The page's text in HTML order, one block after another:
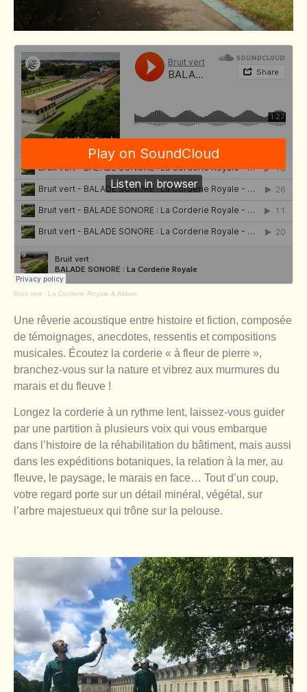
Bruit vert · La Corderie Royale & Akken
Une rêverie acoustique entre histoire et fiction, composée
de témoignages, anecdotes, ressentis et compositions
musicales. Écoutez la corderie « à fleur de pierre »,
branchez-vous sur la nature et vibrez aux murmures du
marais et du fleuve !
Longez la corderie à un rythme lent, laissez-vous guider
par une partition à plusieurs voix qui vous embarque
dans l’histoire de la réhabilitation du bâtiment, mais aussi
dans les expéditions botaniques, la relation à la mer, au
fleuve, le paysage, le marais en face… Tout d’un coup,
votre regard porte sur un détail minéral, végétal, sur
l’arbre majestueux qui trône sur la pelouse.